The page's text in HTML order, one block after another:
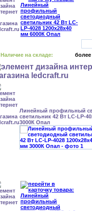
Наличие на складе: более
Линейный профильный
светильник 42 Вт LC-LP-
3000К Опал